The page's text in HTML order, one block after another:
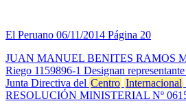
El Peruano 06/11/2014 Página 20
JUAN MANUEL BENITES RAMOS
Riego 1159896-1 Designan
Junta Directiva del Centro Internacional
RESOLUCIÓN MINISTERIAL Nº